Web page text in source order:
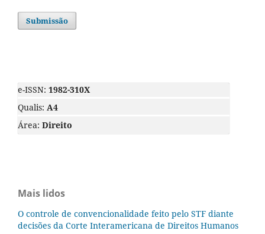
Submissão
e-ISSN: 1982-310X
Qualis: A4
Área: Direito
Mais lidos
O controle de convencionalidade feito pelo STF diante
decisões da Corte Interamericana de Direitos Humanos